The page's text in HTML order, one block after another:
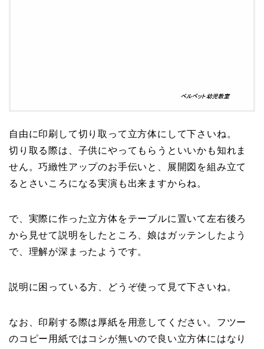
自由に印刷して切り取って立方体にして下さいね。
切り取る際は、子供にやってもらうといいかも知れま
せん。巧緻性アップのお手伝いと、展開図を組み立て
るとさいころになる実演も出来ますからね。
で、実際に作った立方体をテーブルに置いて左右後ろ
から見せて説明をしたところ、娘はガッテンしたよう
で、理解が深まったようです。
説明に困っている方、どうぞ使って見て下さいね。
なお、印刷する際は厚紙を用意してください。フツー
のコピー用紙ではコシが無いので良い立方体にはなり